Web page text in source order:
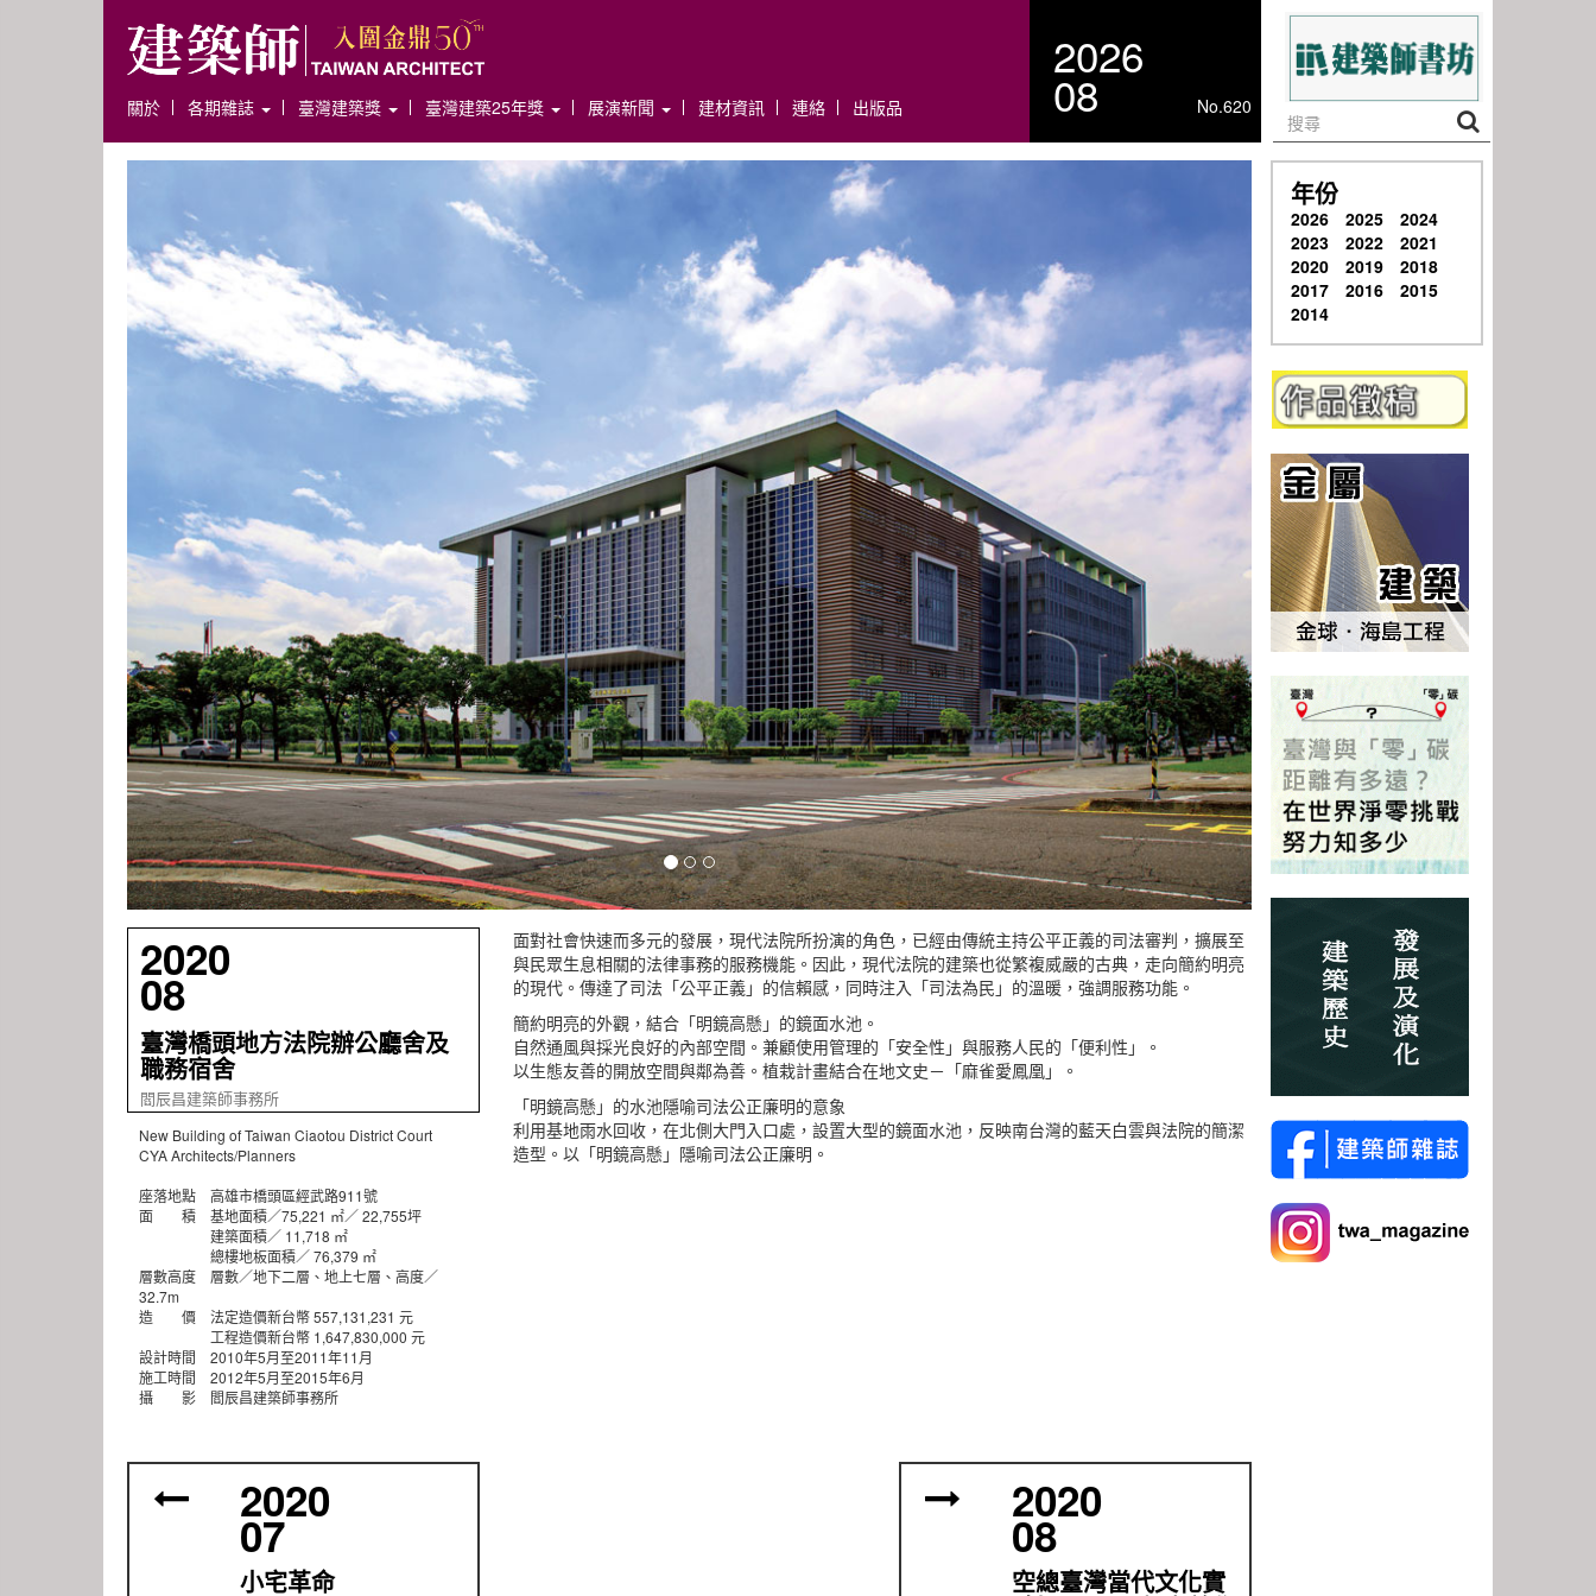
關於 各期雜誌 臺灣建築獎 臺灣建築25年獎 展演新聞 建材資訊 連絡 出版品
2026
08 No.620
N
x
t
2020
08
臺灣橋頭地方法院辦公廳舍及
職務宿舍
閻辰昌建築師事務所
New Building of Taiwan Ciaotou District Court
CYA Architects/Planners
座落地點 高雄市橋頭區經武路911號
面 積 基地面積／75,221 ㎡／ 22,755坪
建築面積／ 11,718 ㎡
總樓地板面積／ 76,379 ㎡
層數高度 層數／地下二層、地上七層、高度／
32.7m
造 價 法定造價新台幣 557,131,231 元
工程造價新台幣 1,647,830,000 元
設計時間 2010年5月至2011年11月
施工時間 2012年5月至2015年6月
攝 影 閻辰昌建築師事務所
面對社會快速而多元的發展，現代法院所扮演的角色，已經由傳統主持公平正義的司法審判，擴展至
與民眾生息相關的法律事務的服務機能。因此，現代法院的建築也從繁複威嚴的古典，走向簡約明亮
的現代。傳達了司法「公平正義」的信賴感，同時注入「司法為民」的溫暖，強調服務功能。
簡約明亮的外觀，結合「明鏡高懸」的鏡面水池。
自然通風與採光良好的內部空間。兼顧使用管理的「安全性」與服務人民的「便利性」。
以生態友善的開放空間與鄰為善。植栽計畫結合在地文史－「麻雀愛鳳凰」。
「明鏡高懸」的水池隱喻司法公正廉明的意象
利用基地雨水回收，在北側大門入口處，設置大型的鏡面水池，反映南台灣的藍天白雲與法院的簡潔
造型。以「明鏡高懸」隱喻司法公正廉明。
2020
07
小宅革命
2020
08
空總臺灣當代文化實
年份
2026 2025
2024
2023
2022
2021
2020
2019
2018
2017
2016
2015
2014